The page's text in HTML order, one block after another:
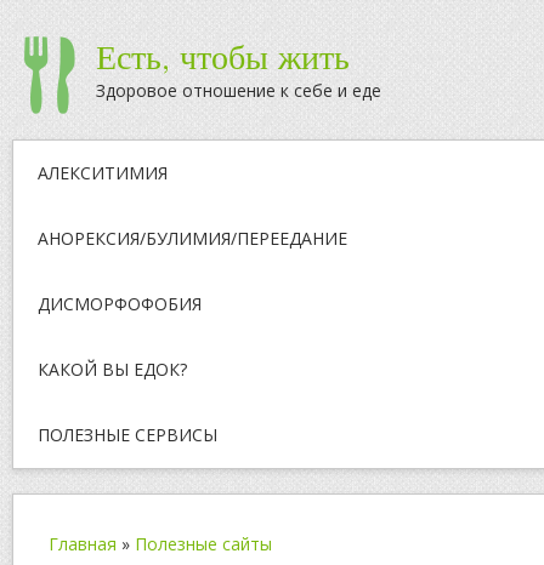
Есть, чтобы жить
Здоровое отношение к себе и еде
АЛЕКСИТИМИЯ
АНОРЕКСИЯ/БУЛИМИЯ/ПЕРЕЕДАНИЕ
ДИСМОРФОФОБИЯ
КАКОЙ ВЫ ЕДОК?
ПОЛЕЗНЫЕ СЕРВИСЫ
Главная » Полезные сайты